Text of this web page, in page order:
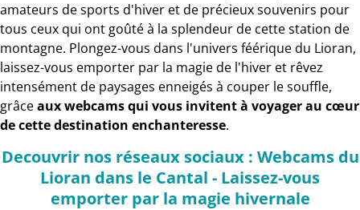
amateurs de sports d'hiver et de précieux souvenirs pour
tous ceux qui ont goûté à la splendeur de cette station de
montagne. Plongez-vous dans l'univers féérique du Lioran,
laissez-vous emporter par la magie de l'hiver et rêvez
intensément de paysages enneigés à couper le souffle,
grâceaux webcams qui vous invitent à voyager au cœur
de cette destination enchanteresse.
Decouvrir nos réseaux sociaux : Webcams du
Lioran dans le Cantal - Laissez-vous
emporter par la magie hivernale